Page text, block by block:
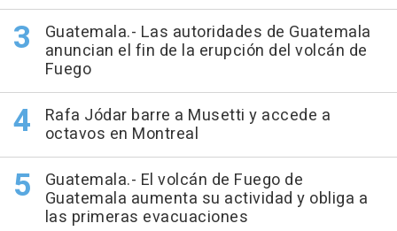
Guatemala.- Las autoridades de Guatemala
anuncian el fin de la erupción del volcán de
Fuego
Rafa Jódar barre a Musetti y accede a
octavos en Montreal
Guatemala.- El volcán de Fuego de
Guatemala aumenta su actividad y obliga a
las primeras evacuaciones